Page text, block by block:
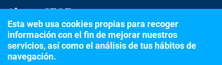
Alertas CEOE
Suscríbete a la newsletter
Esta web usa cookies propias para recoger
información con el fin de mejorar nuestros
servicios, así como el análisis de tus hábitos de
navegación.